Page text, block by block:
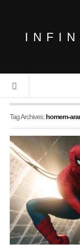
Tag Archives: homem-